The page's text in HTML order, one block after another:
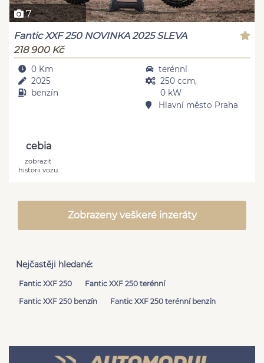
7
Fantic XXF 250 NOVINKA 2025 SLEVA
218 900 Kč
0 Km
2025
benzín
terénní
250 ccm,
0 kW
Hlavní město Praha
cebia
zobrazit
historii vozu
Zobrazeny veškeré inzeráty
Nejčastěji hledané:
Fantic XXF 250
Fantic XXF 250 terénní
Fantic XXF 250 benzín
Fantic XXF 250 terénní benzín